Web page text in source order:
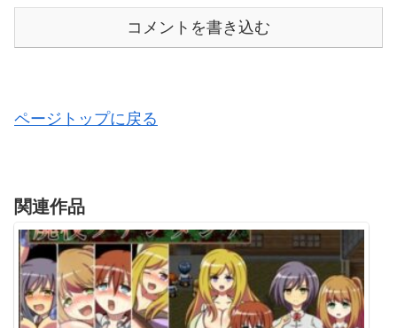
コメントを書き込む
ページトップに戻る
関連作品